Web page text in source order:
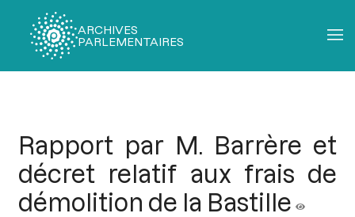
ARCHIVES
PARLEMENTAIRES
Rapport par M. Barrère et
décret relatif aux frais de
démolition de la Bastille